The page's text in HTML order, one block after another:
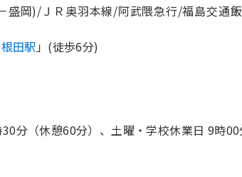
盛岡)/ＪＲ奥羽本線/阿武隈急行/福島交通
田駅 」(徒歩6分)
分（休憩60分）、土曜・学校休業日 9時